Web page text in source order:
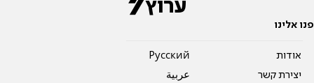
פנו אלינו
אודות
יצירת קשר
Pусский
عربية